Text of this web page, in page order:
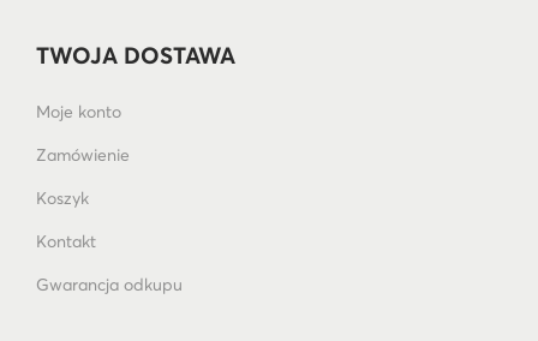
TWOJA DOSTAWA
Moje konto
Zamówienie
Koszyk
Kontakt
Gwarancja odkupu